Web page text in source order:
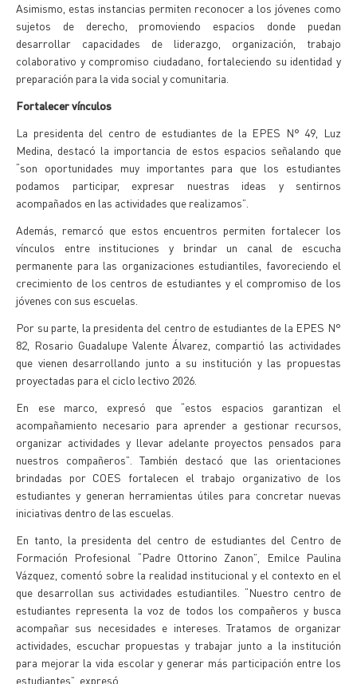
Asimismo, estas instancias permiten reconocer a los jóvenes como
sujetos de derecho, promoviendo espacios donde puedan
desarrollar capacidades de liderazgo, organización, trabajo
colaborativo y compromiso ciudadano, fortaleciendo su identidad y
preparación para la vida social y comunitaria.
Fortalecer vínculos
La presidenta del centro de estudiantes de la EPES N° 49, Luz
Medina, destacó la importancia de estos espacios señalando que
“son oportunidades muy importantes para que los estudiantes
podamos participar, expresar nuestras ideas y sentirnos
acompañados en las actividades que realizamos”.
Además, remarcó que estos encuentros permiten fortalecer los
vínculos entre instituciones y brindar un canal de escucha
permanente para las organizaciones estudiantiles, favoreciendo el
crecimiento de los centros de estudiantes y el compromiso de los
jóvenes con sus escuelas.
Por su parte, la presidenta del centro de estudiantes de la EPES N°
82, Rosario Guadalupe Valente Álvarez, compartió las actividades
que vienen desarrollando junto a su institución y las propuestas
proyectadas para el ciclo lectivo 2026.
En ese marco, expresó que “estos espacios garantizan el
acompañamiento necesario para aprender a gestionar recursos,
organizar actividades y llevar adelante proyectos pensados para
nuestros compañeros”. También destacó que las orientaciones
brindadas por COES fortalecen el trabajo organizativo de los
estudiantes y generan herramientas útiles para concretar nuevas
iniciativas dentro de las escuelas.
En tanto, la presidenta del centro de estudiantes del Centro de
Formación Profesional “Padre Ottorino Zanon”, Emilce Paulina
Vázquez, comentó sobre la realidad institucional y el contexto en el
que desarrollan sus actividades estudiantiles. “Nuestro centro de
estudiantes representa la voz de todos los compañeros y busca
acompañar sus necesidades e intereses. Tratamos de organizar
actividades, escuchar propuestas y trabajar junto a la institución
para mejorar la vida escolar y generar más participación entre los
estudiantes”, expresó.